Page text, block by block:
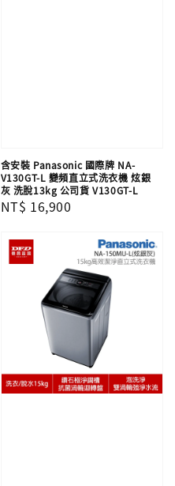
含安裝 Panasonic 國際牌 NA-
V130GT-L 變頻直立式洗衣機 炫銀
灰 洗脫13kg 公司貨 V130GT-L
Regular
NT$ 16,900